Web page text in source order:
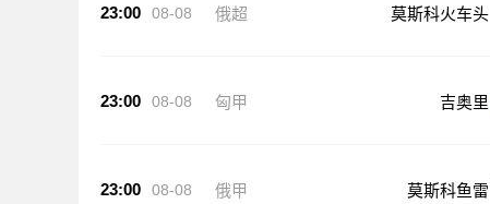
23:00 08-08 俄超 莫斯科火车头
23:00 08-08 匈甲 吉奥里
23:00 08-08 俄甲 莫斯科鱼雷